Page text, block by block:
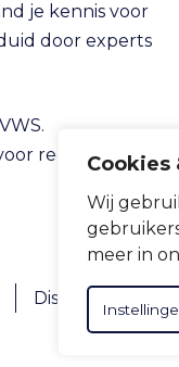
Cookies
Wij
meer in
je kennis voor
door experts
redactie,
Disclaimer